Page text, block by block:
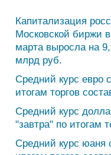
Капитализация
Московской биржи
марта выросла на
млрд руб.
Средний курс евро
итогам торгов
Средний курс
"завтра" по итогам
Средний курс юаня